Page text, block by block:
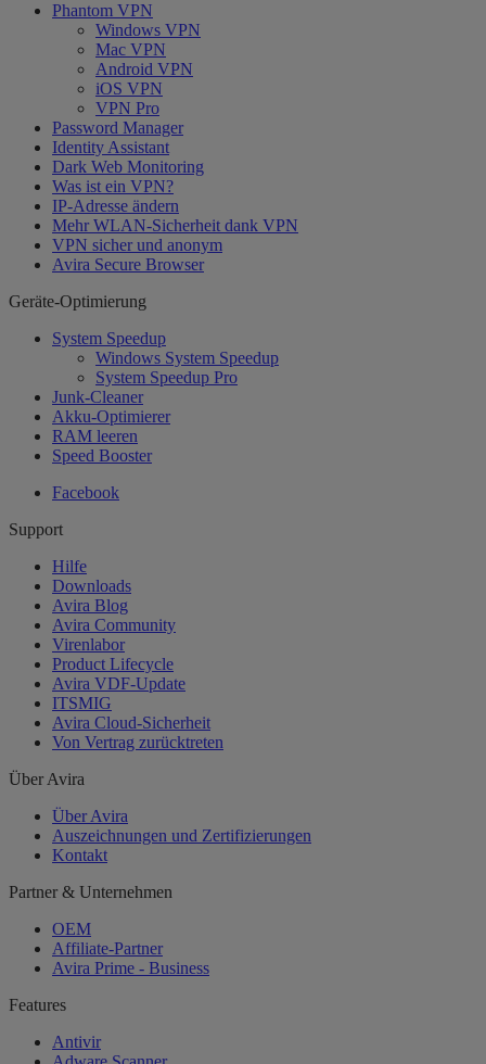
Phantom VPN
Windows VPN
Mac VPN
Android VPN
iOS VPN
VPN Pro
Password Manager
Identity Assistant
Dark Web Monitoring
Was ist ein VPN?
IP-Adresse ändern
Mehr WLAN-Sicherheit dank VPN
VPN sicher und anonym
Avira Secure Browser
Geräte-Optimierung
System Speedup
Windows System Speedup
System Speedup Pro
Junk-Cleaner
Akku-Optimierer
RAM leeren
Speed Booster
Facebook
Support
Hilfe
Downloads
Avira Blog
Avira Community
Virenlabor
Product Lifecycle
Avira VDF-Update
ITSMIG
Avira Cloud-Sicherheit
Von Vertrag zurücktreten
Über Avira
Über Avira
Auszeichnungen und Zertifizierungen
Kontakt
Partner & Unternehmen
OEM
Affiliate-Partner
Avira Prime - Business
Features
Antivir